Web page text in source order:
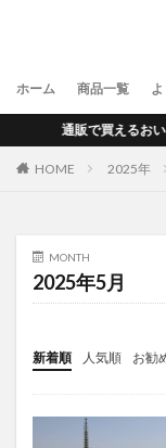
ホーム 商品一覧
通販で買えるおいし
HOME 2025年
MONTH
2025年5月
新着順 人気順 お勧
未